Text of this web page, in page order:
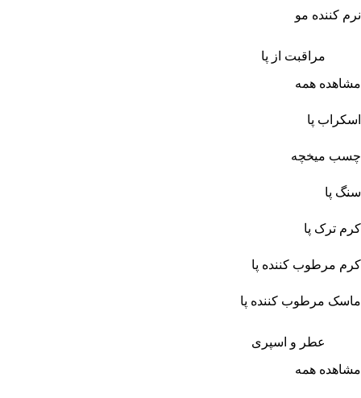
نرم کننده مو
مراقبت از پا
مشاهده همه
اسکراب پا
چسب میخچه
سنگ پا
کرم ترک پا
کرم مرطوب کننده پا
ماسک مرطوب کننده پا
عطر و اسپری
مشاهده همه